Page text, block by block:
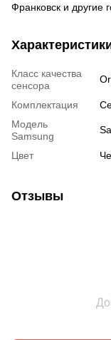
Франковск и другие
Класс качества
сенсора
Комплектация
Модель
Samsung
Цвет
Отзывы